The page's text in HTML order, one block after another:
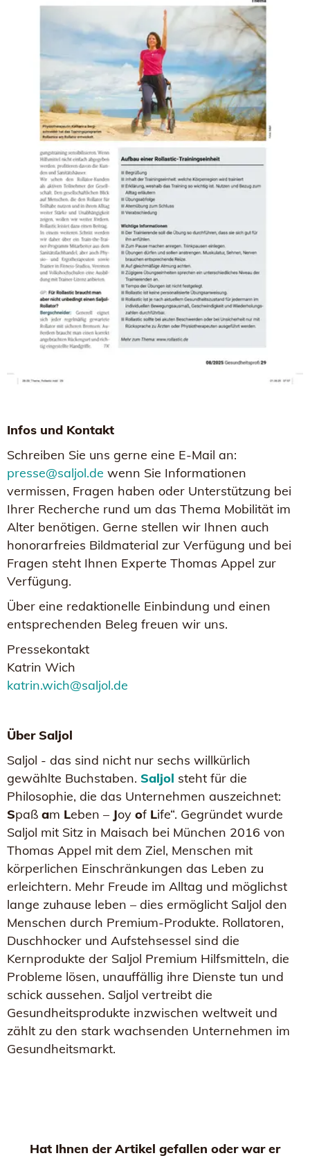
Infos und Kontakt
Schreiben Sie uns gerne eine E-Mail an:
presse@saljol.de wenn Sie Informationen
vermissen, Fragen haben oder Unterstützung bei
Ihrer Recherche rund um das Thema Mobilität im
Alter benötigen. Gerne stellen wir Ihnen auch
honorarfreies Bildmaterial zur Verfügung und bei
Fragen steht Ihnen Experte Thomas Appel zur
Verfügung.
Über eine redaktionelle Einbindung und einen
entsprechenden Beleg freuen wir uns.
Pressekontakt
Katrin Wich
katrin.wich@saljol.de
Über Saljol
Saljol - das sind nicht nur sechs willkürlich
gewählte Buchstaben. Saljol steht für die
Philosophie, die das Unternehmen auszeichnet:
Spaß am Leben – Joy of Life“. Gegründet wurde
Saljol mit Sitz in Maisach bei München 2016 von
Thomas Appel mit dem Ziel, Menschen mit
körperlichen Einschränkungen das Leben zu
erleichtern. Mehr Freude im Alltag und möglichst
lange zuhause leben – dies ermöglicht Saljol den
Menschen durch Premium-Produkte. Rollatoren,
Duschhocker und Aufstehsessel sind die
Kernprodukte der Saljol Premium Hilfsmitteln, die
Probleme lösen, unauffällig ihre Dienste tun und
schick aussehen. Saljol vertreibt die
Gesundheitsprodukte inzwischen weltweit und
zählt zu den stark wachsenden Unternehmen im
Gesundheitsmarkt.
Hat Ihnen der Artikel gefallen oder war er